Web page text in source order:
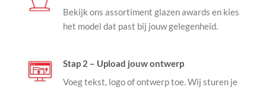
Bekijk ons assortiment glazen awards en kies
het model dat past bij jouw gelegenheid.
Stap 2 – Upload jouw ontwerp
Voeg tekst, logo of ontwerp toe. Wij sturen je